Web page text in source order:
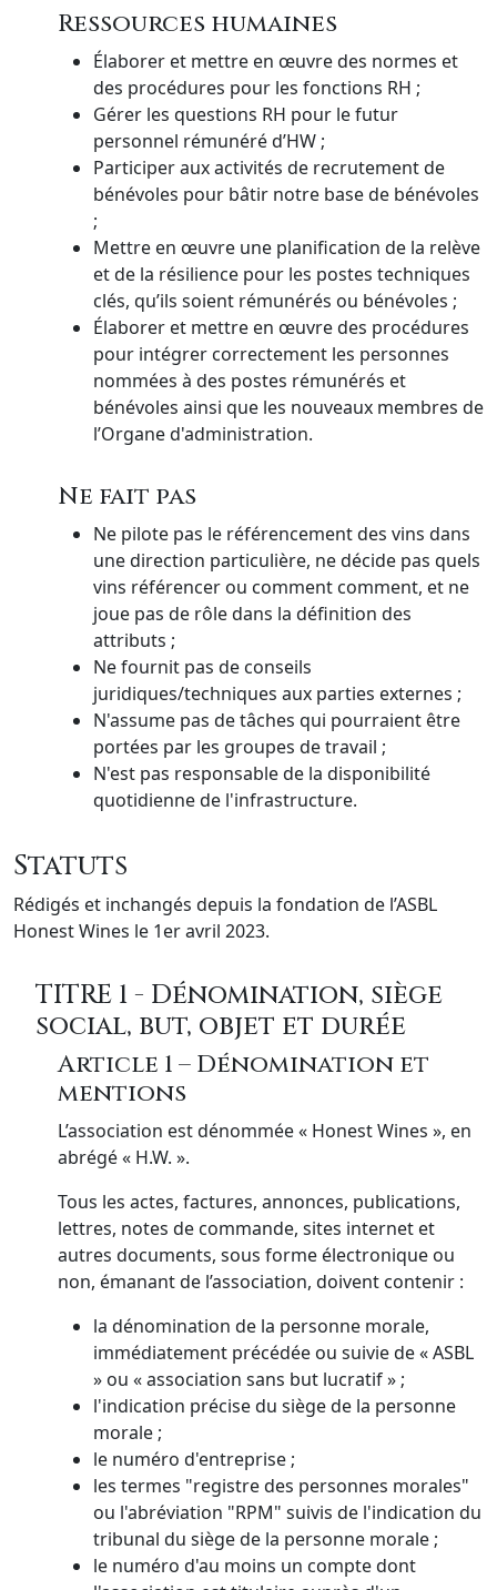
Ressources humaines
Élaborer et mettre en œuvre des normes et
des procédures pour les fonctions RH ;
Gérer les questions RH pour le futur
personnel rémunéré d’HW ;
Participer aux activités de recrutement de
bénévoles pour bâtir notre base de bénévoles
;
Mettre en œuvre une planification de la relève
et de la résilience pour les postes techniques
clés, qu’ils soient rémunérés ou bénévoles ;
Élaborer et mettre en œuvre des procédures
pour intégrer correctement les personnes
nommées à des postes rémunérés et
bénévoles ainsi que les nouveaux membres de
l’Organe d'administration.
Ne fait pas
Ne pilote pas le référencement des vins dans
une direction particulière, ne décide pas quels
vins référencer ou comment comment, et ne
joue pas de rôle dans la définition des
attributs ;
Ne fournit pas de conseils
juridiques/techniques aux parties externes ;
N'assume pas de tâches qui pourraient être
portées par les groupes de travail ;
N'est pas responsable de la disponibilité
quotidienne de l'infrastructure.
Statuts
Rédigés et inchangés depuis la fondation de l’ASBL
Honest Wines le 1er avril 2023.
TITRE 1 - Dénomination, siège
social, but, objet et durée
Article 1 – Dénomination et
mentions
L’association est dénommée « Honest Wines », en
abrégé « H.W. ».
Tous les actes, factures, annonces, publications,
lettres, notes de commande, sites internet et
autres documents, sous forme électronique ou
non, émanant de l’association, doivent contenir :
la dénomination de la personne morale,
immédiatement précédée ou suivie de « ASBL
» ou « association sans but lucratif » ;
l'indication précise du siège de la personne
morale ;
le numéro d'entreprise ;
les termes "registre des personnes morales"
ou l'abréviation "RPM" suivis de l'indication du
tribunal du siège de la personne morale ;
le numéro d'au moins un compte dont